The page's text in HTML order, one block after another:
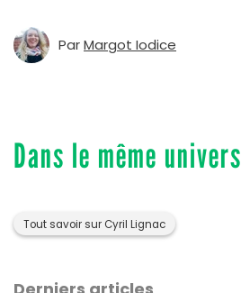
ParMargot Iodice
Dans le même univers
Tout savoir sur Cyril Lignac